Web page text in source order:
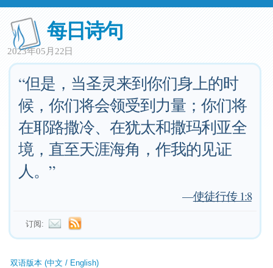
每日诗句
2023年05月22日
“但是，当圣灵来到你们身上的时
候，你们将会领受到力量；你们将
在耶路撒冷、在犹太和撒玛利亚全
境，直至天涯海角，作我的见证
人。”
—使徒行传 1:8
订阅:
双语版本 (中文 / English)